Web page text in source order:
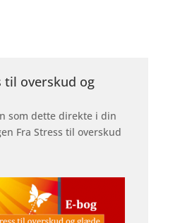
til overskud og
som dette direkte i din
Fra Stress til overskud